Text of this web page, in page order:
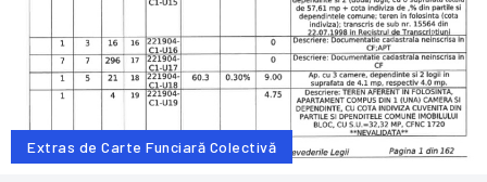
Extras de Carte Funciară Colectivă